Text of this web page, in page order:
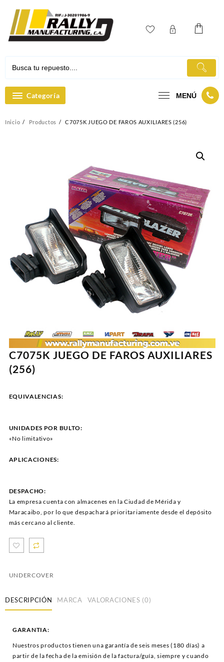
contenido
Categoría MENÚ
Inicio Productos C7075K JUEGO DE FAROS AUXILIARES (256)
C7075K JUEGO DE FAROS AUXILIARES
(256)
EQUIVALENCIAS:
UNIDADES POR BULTO:
«No limitativo»
APLICACIONES:
DESPACHO:
La empresa cuenta con almacenes en la Ciudad de Mérida y
Maracaibo, por lo que despachará prioritariamente desde el depósito
más cercano al cliente.
UNDERCOVER
DESCRIPCIÓN MARCA VALORACIONES (0)
GARANTIA:
Nuestros productos tienen una garantía de seis meses (180 días) a
partir de la fecha de la emisión de la factura/guía, siempre y cuando